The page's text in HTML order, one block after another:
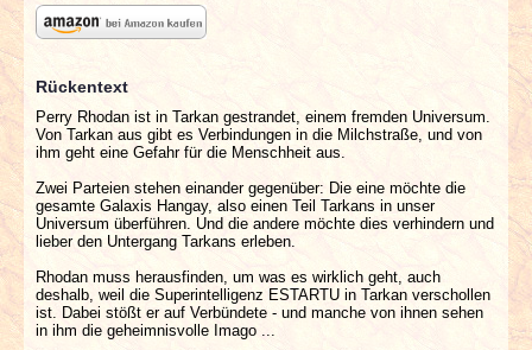
Rückentext
Perry Rhodan ist in Tarkan gestrandet, einem fremden Universum.
Von Tarkan aus gibt es Verbindungen in die Milchstraße, und von
ihm geht eine Gefahr für die Menschheit aus.
Zwei Parteien stehen einander gegenüber: Die eine möchte die
gesamte Galaxis Hangay, also einen Teil Tarkans in unser
Universum überführen. Und die andere möchte dies verhindern und
lieber den Untergang Tarkans erleben.
Rhodan muss herausfinden, um was es wirklich geht, auch
deshalb, weil die Superintelligenz ESTARTU in Tarkan verschollen
ist. Dabei stößt er auf Verbündete - und manche von ihnen sehen
in ihm die geheimnisvolle Imago ...